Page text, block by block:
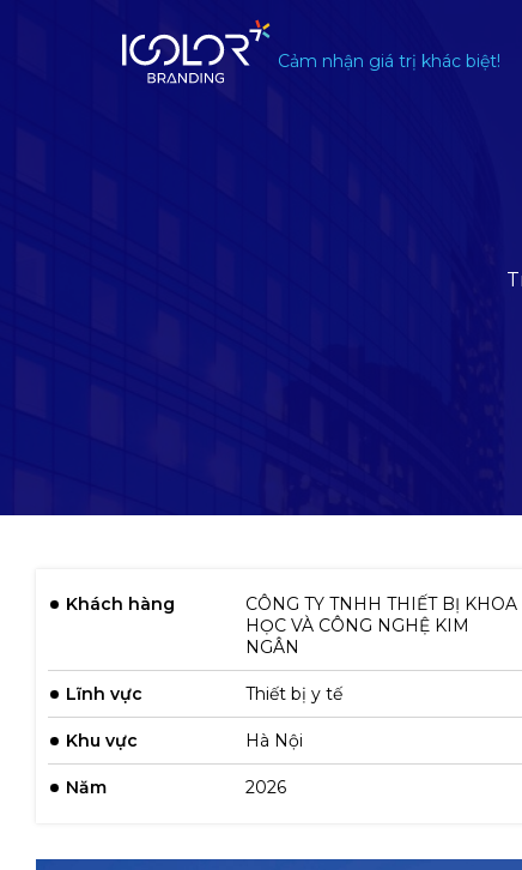
Cảm nhận giá trị khác biệt!
Khách hàng
CÔNG TY TNHH THIẾT BỊ KHOA
HỌC VÀ CÔNG NGHỆ KIM
NGÂN
Lĩnh vực Thiết bị y tế
Khu vực Hà Nội
Năm 2026